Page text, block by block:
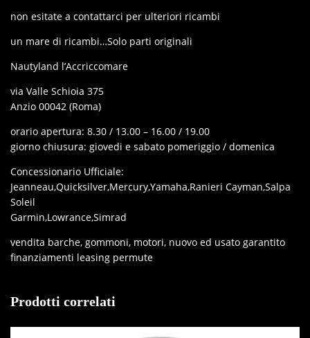
non esitate a contattarci per ulteriori ricambi
un mare di ricambi…Solo parti originali
Nautyland l’Accriccomare
via Valle Schioia 375
Anzio 00042 (Roma)
orario apertura: 8.30 / 13.00 – 16.00 / 19.00
giorno chiusura: giovedi e sabato pomeriggio / domenica
Concessionario Ufficiale:
Jeanneau,Quicksilver,Mercury,Yamaha,Ranieri Cayman,Salpa
Soleil
Garmin,Lowrance,Simrad
vendita barche, gommoni, motori, nuovo ed usato garantito
finanziamenti leasing permute
Prodotti correlati